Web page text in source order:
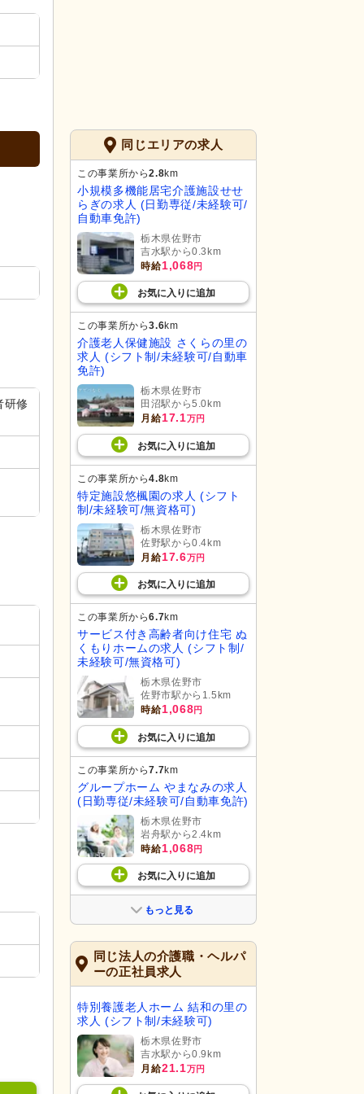
研修
同じエリアの求人
この事業所から2.8km
小規模多機能居宅介護施設せせ
らぎの求人 (日勤専従/未経験可/
自動車免許)
栃木県佐野市
吉水駅から0.3km
時給1,068円
お気に入り に追加
この事業所から3.6km
介護老人保健施設 さくらの里の
求人 (シフト制/未経験可/自動車
免許)
栃木県佐野市
田沼駅から5.0km
月給17.1万円
お気に入り に追加
この事業所から4.8km
特定施設悠楓園の求人 (シフト
制/未経験可/無資格可)
栃木県佐野市
佐野駅から0.4km
月給17.6万円
お気に入り に追加
この事業所から6.7km
サービス付き高齢者向け住宅 ぬ
くもりホームの求人 (シフト制/
未経験可/無資格可)
栃木県佐野市
佐野市駅から1.5km
時給1,068円
お気に入り に追加
この事業所から7.7km
グループホーム やまなみの求人
(日勤専従/未経験可/自動車免許)
栃木県佐野市
岩舟駅から2.4km
時給1,068円
お気に入り に追加
もっと見る
同じ法人の介護職・ヘルパ
ーの正社員求人
特別養護老人ホーム 結和の里の
求人 (シフト制/未経験可)
栃木県佐野市
吉水駅から0.9km
月給21.1万円